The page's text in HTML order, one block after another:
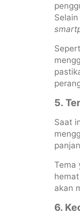
5.
Saat
Tema
hemat
akan
6.